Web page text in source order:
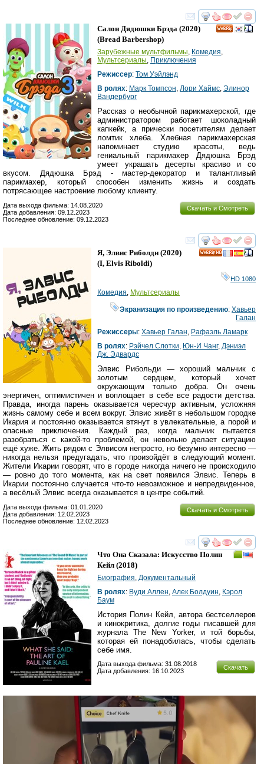
смотреть
Салон Дядюшки Брэда (2020)
(Bread Barbershop)
Зарубежные мультфильмы, Комедия,
Мультсериалы, Приключения
Режиссер: Том Уэйлэнд
В ролях: Марк Томпсон, Лори Хаймс, Элинор
Вандербург
Рассказ о необычной парикмахерской, где
администратором работает шоколадный
капкейк, а прически посетителям делает
ломтик хлеба. Хлебная парикмахерская
напоминает студию красоты, ведь
гениальный парикмахер Дядюшка Брэд
умеет украшать десерты красиво и со
вкусом. Дядюшка Брэд - мастер-декоратор и талантливый
парикмахер, который способен изменить жизнь и создать
потрясающее настроение любому клиенту.
Скачать и Смотреть
Дата выхода фильма: 14.08.2020
Дата добавления: 09.12.2023
Последнее обновление: 09.12.2023
смотреть
Я, Элвис Риболди (2020)
(I, Elvis Riboldi)
HD 1080
Комедия, Мультсериалы
Экранизация по произведению:Хавьер
Галан
Режиссеры: Хавьер Галан, Рафаэль Ламарк
В ролях: Рэйчел Слотки, Юн-И Чанг, Дэниэл
Дж. Эдвардс
Элвис Рибольди — хороший мальчик с
золотым сердцем, который хочет
окружающим только добра. Он очень
энергичен, оптимистичен и воплощает в себе все радости детства.
Правда, иногда парень оказывается чересчур активным, усложняя
жизнь самому себе и всем вокруг. Элвис живёт в небольшом городке
Икария и постоянно оказывается втянут в увлекательные, а порой и
опасные приключения. Каждый раз, когда мальчик пытается
разобраться с какой-то проблемой, он невольно делает ситуацию
ещё хуже. Жить рядом с Элвисом непросто, но безумно интересно —
никогда нельзя предугадать, что произойдёт в следующий момент.
Жители Икарии говорят, что в городе никогда ничего не происходило
— ровно до того момента, как на свет появился Элвис. Теперь в
Икарии постоянно случается что-то невозможное и непредвиденное,
а весёлый Элвис всегда оказывается в центре событий.
Скачать и Смотреть
Дата выхода фильма: 01.01.2020
Дата добавления: 12.02.2023
Последнее обновление: 12.02.2023
смотреть
Что Она Сказала: Искусство Полин
Кейл (2018)
Биография Документальный
В ролях: Вуди Аллен Алек Болдуин Кэрол
Баум
История Полин Кейл, автора бестселлеров
и кинокритика, долгие годы писавшей для
журнала The New Yorker, и той борьбы,
которая ей понадобилась, чтобы сделать
себе имя.
Скачать
Дата выхода фильма: 31.08.2018
Дата добавления: 16.10.2023